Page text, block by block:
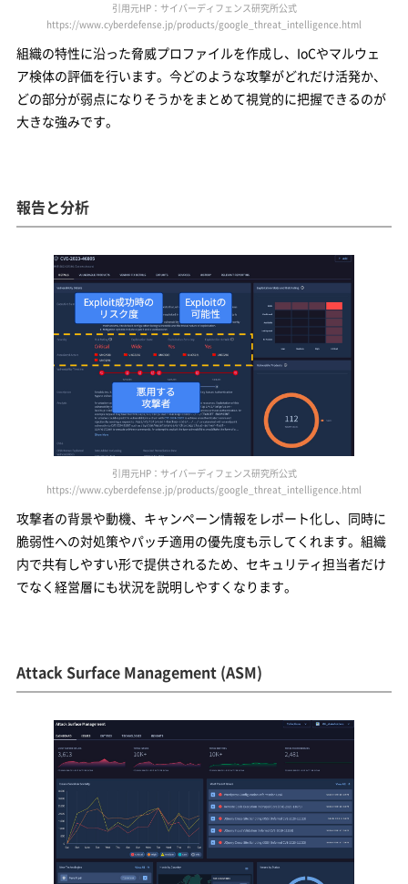
引用元HP：サイバーディフェンス研究所公式
https://www.cyberdefense.jp/products/google_threat_intelligence.html
組織の特性に沿った脅威プロファイルを作成し、IoCやマルウェ
ア検体の評価を行います。今どのような攻撃がどれだけ活発か、
どの部分が弱点になりそうかをまとめて視覚的に把握できるのが
大きな強みです。
報告と分析
引用元HP：サイバーディフェンス研究所公式
https://www.cyberdefense.jp/products/google_threat_intelligence.html
攻撃者の背景や動機、キャンペーン情報をレポート化し、同時に
脆弱性への対処策やパッチ適用の優先度も示してくれます。組織
内で共有しやすい形で提供されるため、セキュリティ担当者だけ
でなく経営層にも状況を説明しやすくなります。
Attack Surface Management (ASM)